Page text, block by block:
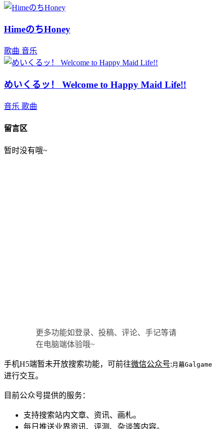
HimeのちHoney
歌曲 音乐
めいくるッ！ Welcome to Happy Maid Life!!
音乐 歌曲
留言区
暂时没有哦~
更多功能如登录、投稿、评论、手记等请
在电脑端体验哦~
手机H5端暂未开放搜索功能，可前往微信公众号:月幕Galgame
进行交互。
目前公众号提供的服务：
支持搜索站内文章、资讯、画札。
每日推送业界资讯、评测、杂谈等内容。